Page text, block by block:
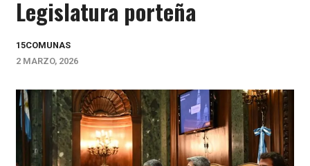
Legislatura porteña
15COMUNAS
2 MARZO, 2026